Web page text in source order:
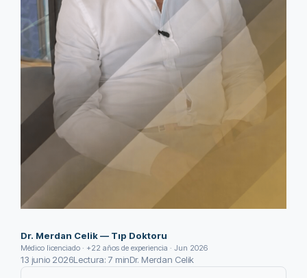
Dr. Merdan Celik — Tıp Doktoru
Médico licenciado · +22 años de experiencia · Jun 2026
13 junio 2026Lectura: 7 minDr. Merdan Celik